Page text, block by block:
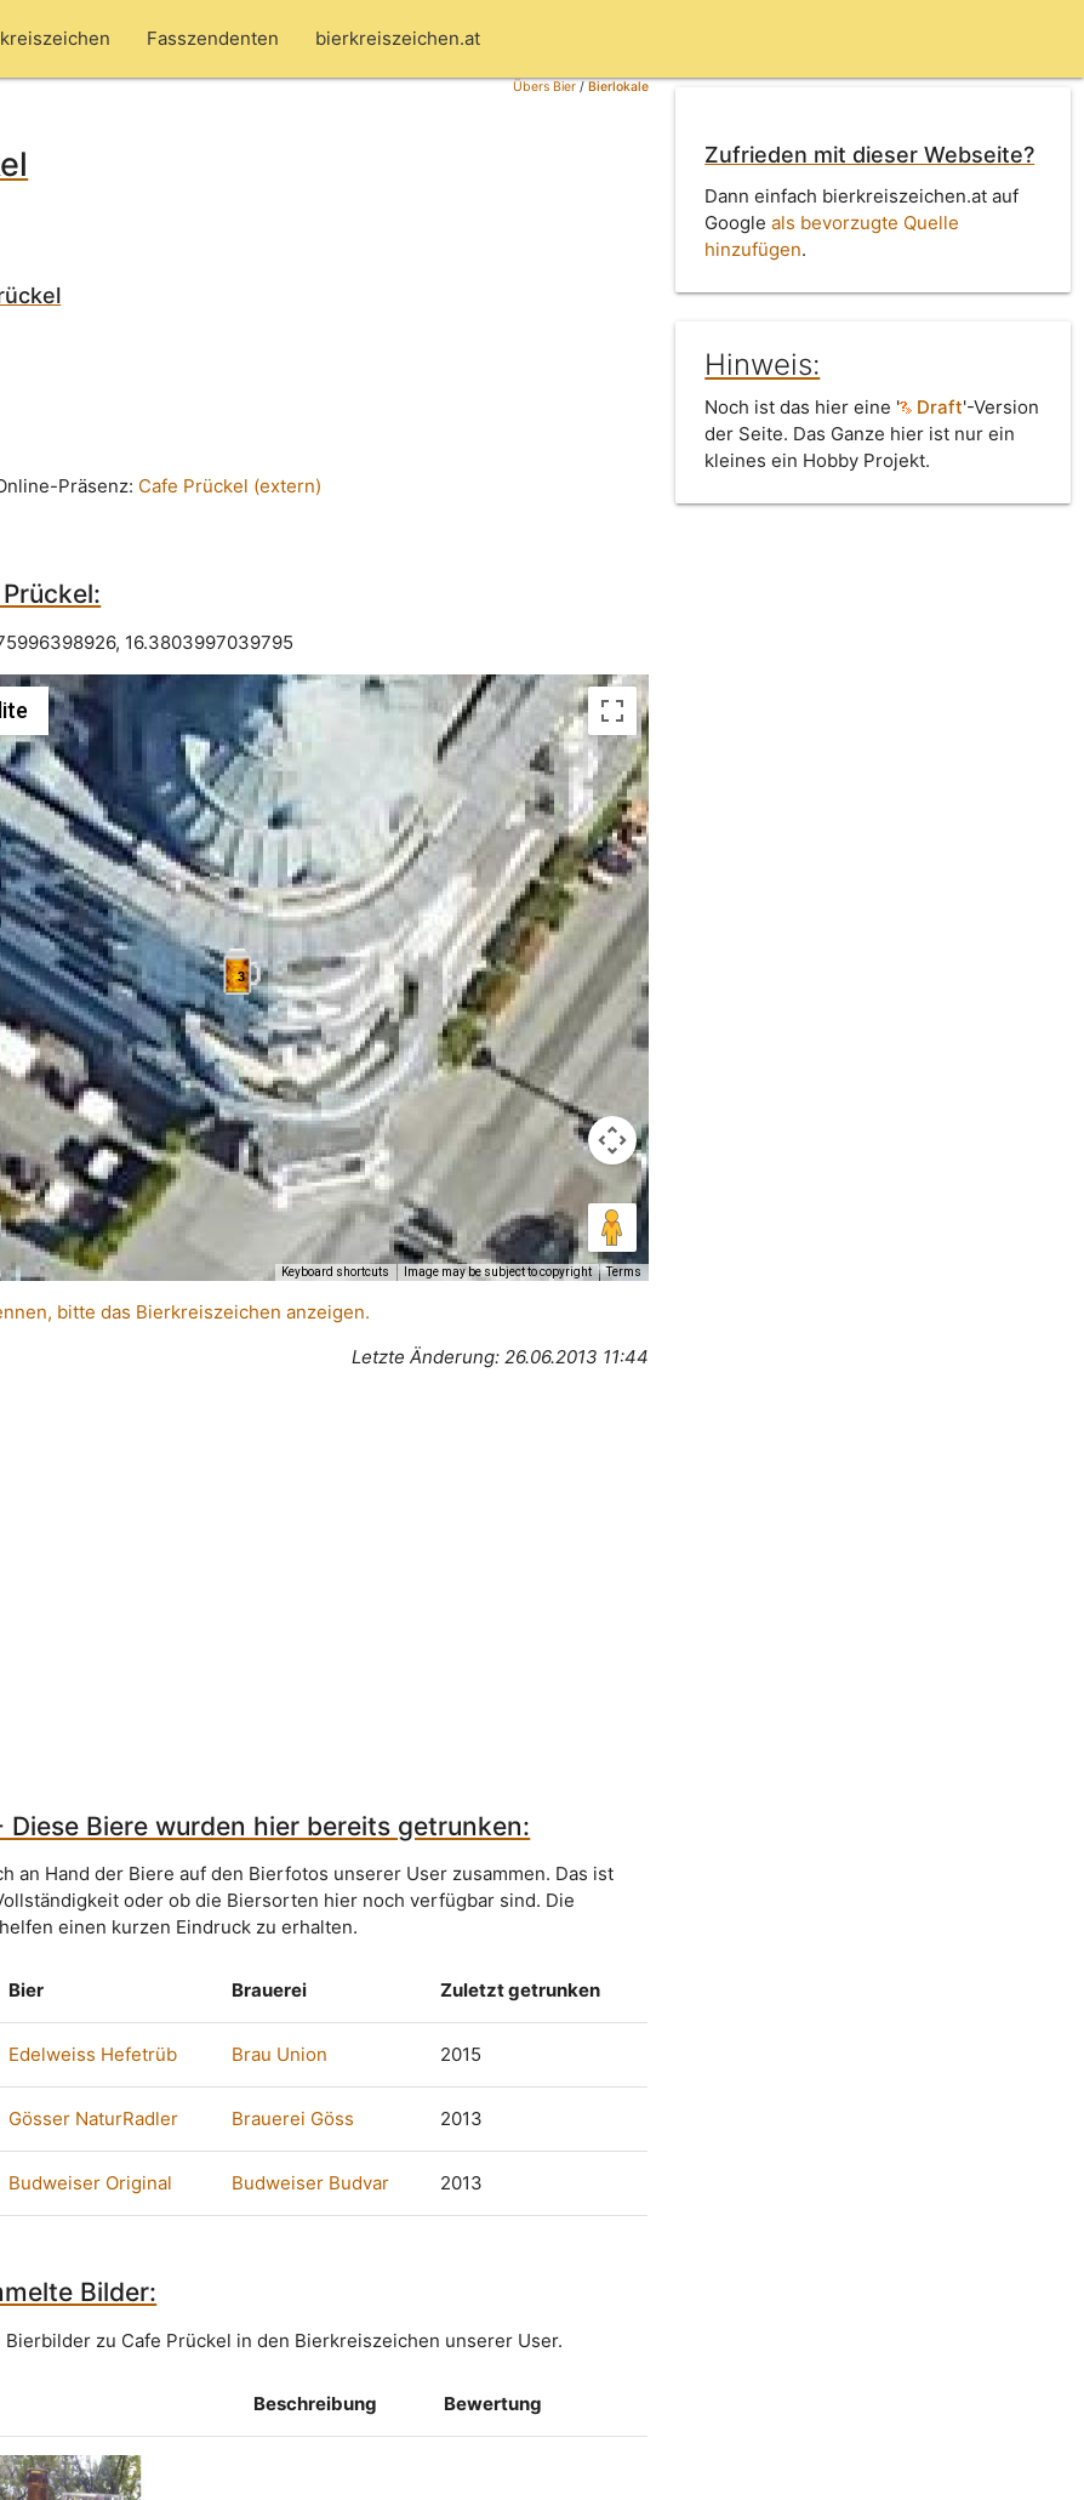
Fasszendenten bierkreiszeichen.at
Übers Bier/Bierlokale
Präsenz: Cafe Prückel (extern)
, 16.3803997039795
3
Keyboard shortcuts Image may be subject to copyright Terms
bitte das Bierkreiszeichen anzeigen.
Letzte Änderung: 26.06.2013 11:44
Zufrieden mit dieser Webseite?
Dann einfach bierkreiszeichen.at auf
Googleals bevorzugte Quelle
hinzufügen.
Hinweis:
Noch ist das hier eine ' Draft'-Version
der Seite. Das Ganze hier ist nur ein
kleines ein Hobby Projekt.
Diese Biere wurden hier bereits getrunken:
an Hand der Biere auf den Bierfotos unserer User zusammen. Das ist
oder ob die Biersorten hier noch verfügbar sind. Die
einen kurzen Eindruck zu erhalten.
Bier Brauerei Zuletzt getrunken
Edelweiss Hefetrüb Brau Union 2015
Gösser NaturRadler Brauerei Göss 2013
Budweiser Original Budweiser Budvar 2013
Bilder:
zu Cafe Prückel in den Bierkreiszeichen unserer User.
Beschreibung Bewertung